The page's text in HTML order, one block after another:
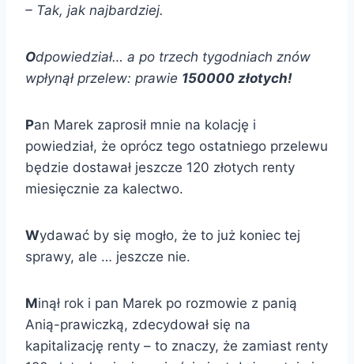
– Tak, jak najbardziej.
Odpowiedział… a po trzech tygodniach znów
wpłynął przelew: prawie 150000 złotych!
Pan Marek zaprosił mnie na kolację i
powiedział, że oprócz tego ostatniego przelewu
będzie dostawał jeszcze 120 złotych renty
miesięcznie za kalectwo.
Wydawać by się mogło, że to już koniec tej
sprawy, ale … jeszcze nie.
Minął rok i pan Marek po rozmowie z panią
Anią-prawiczką, zdecydował się na
kapitalizację renty – to znaczy, że zamiast renty